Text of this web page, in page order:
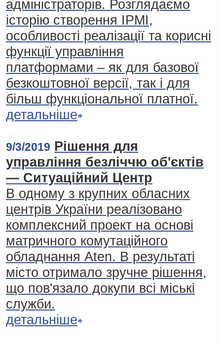
адміністраторів. Розглядаємо
історію створення IPMI,
особливості реалізації та корисні
функції управління
платформами – як для базової
безкоштовної версії, так і для
більш функціональної платної.
детальніше
9/3/2019 Рішення для
управління безліччю об'єктів
— Ситуаційний Центр
В одному з крупних обласних
центрів України реалізовано
комплексний проект на основі
матричного комутаційного
обладнання Aten. В результаті
місто отримало зручне рішення,
що пов'язало докупи всі міські
служби.
детальніше